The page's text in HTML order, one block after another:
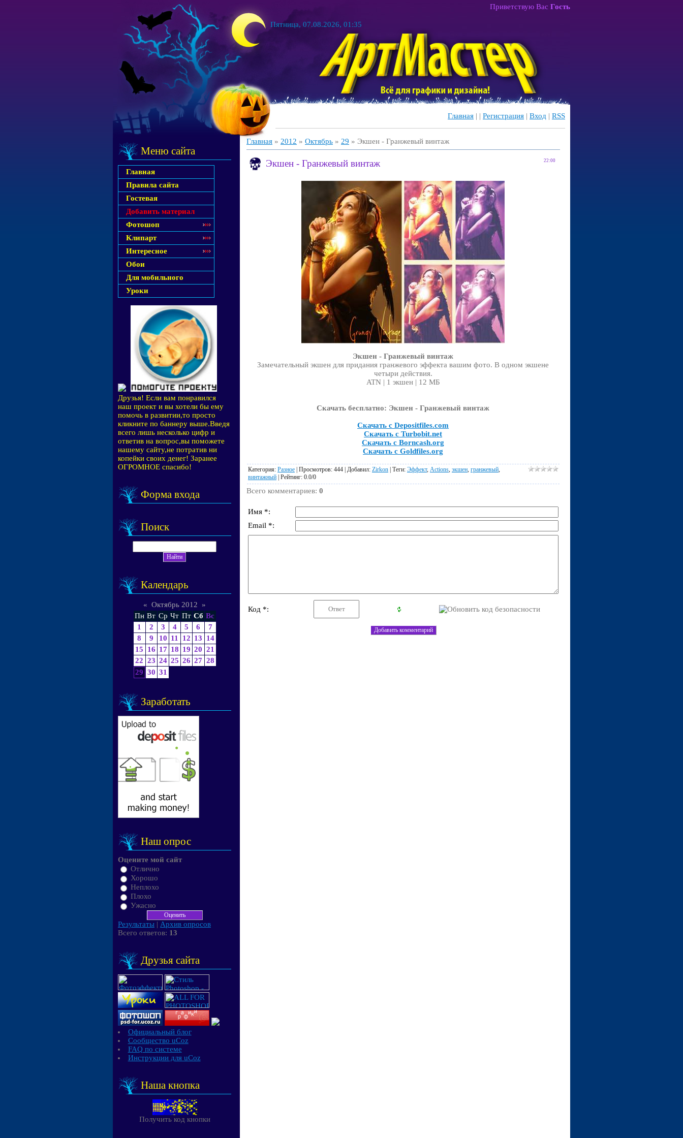
Пятница, 07.08.2026, 01:35
Приветствую Вас Гость
Главная | | Регистрация | Вход | RSS
Меню сайта
Главная
Правила сайта
Гостевая
Добавить материал
Фотошоп
Клипарт
Интересное
Обои
Для мобильного
Уроки
Друзья! Если вам понравился
наш проект и вы хотели бы ему
помочь в развитии,то просто
кликните по баннеру выше.Введя
всего лишь несколько цифр и
ответив на вопрос,вы поможете
нашему сайту,не потратив ни
копейки своих денег! Заранее
ОГРОМНОЕ спасибо!
Форма входа
Поиск
Календарь
« Октябрь 2012
»
Пн Вт Ср Чт Пт Сб Вс
1
2 3 4 5 6
7
8
9 10 11 12 13
14
15
16 17 18 19 20 21
22 23 24 25 26 27 28
29 30 31
Заработать
Наш опрос
Оцените мой сайт
Отлично
Хорошо
Неплохо
Плохо
Ужасно
Результаты | Архив опросов
Всего ответов: 13
Друзья сайта
Официальный блог
Сообщество uCoz
FAQ по системе
Инструкции для uCoz
Наша кнопка
Получить код кнопки
Главная » 2012 » Октябрь » 29 » Экшен - Гранжевый винтаж
22:00
Экшен - Гранжевый винтаж
Экшен - Гранжевый винтаж
Замечательный экшен для придания гранжевого эффекта вашим фото. В одном экшене
четыри действия.
ATN | 1 экшен | 12 МБ
Скачать бесплатно: Экшен - Гранжевый винтаж
Скачать с Depositfiles.com
Скачать с Turbobit.net
Скачать с Borncash.org
Скачать с Goldfiles.org
Категория: Разное | Просмотров: 444 | Добавил: Zirkon | Теги: Эффект, Actions экшен гранжевый
винтажный | Рейтинг: 0.0/0
Всего комментариев: 0
Имя *:
Email *:
Код *: